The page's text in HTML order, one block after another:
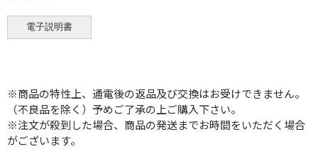
※商品の特性上、通電後の返品及び交換はお受けできません。
（不良品を除く）予めご了承の上ご購入下さい。
※注文が殺到した場合、商品の発送までお時間をいただく場合
がございます。